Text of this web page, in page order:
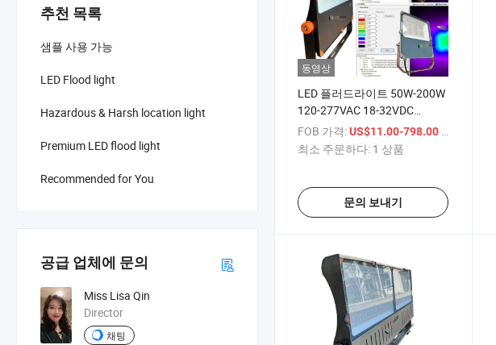
추천 목록
샘플 사용 가능
LED Flood light
Hazardous & Harsh location light
Premium LED flood light
Recommended for You
공급 업체에 문의
Miss Lisa Qin
Director
채팅
동영상
LED 플러드라이트 50W-200W
120-277VAC 18-32VDC
5000K 중간 옵틱 IP66 Ik08
160lm/W 1-10V 스포츠 스타디
FOB 가격:US$11.00-798.00
최소 주문하다: 1 상품
문의 보내기